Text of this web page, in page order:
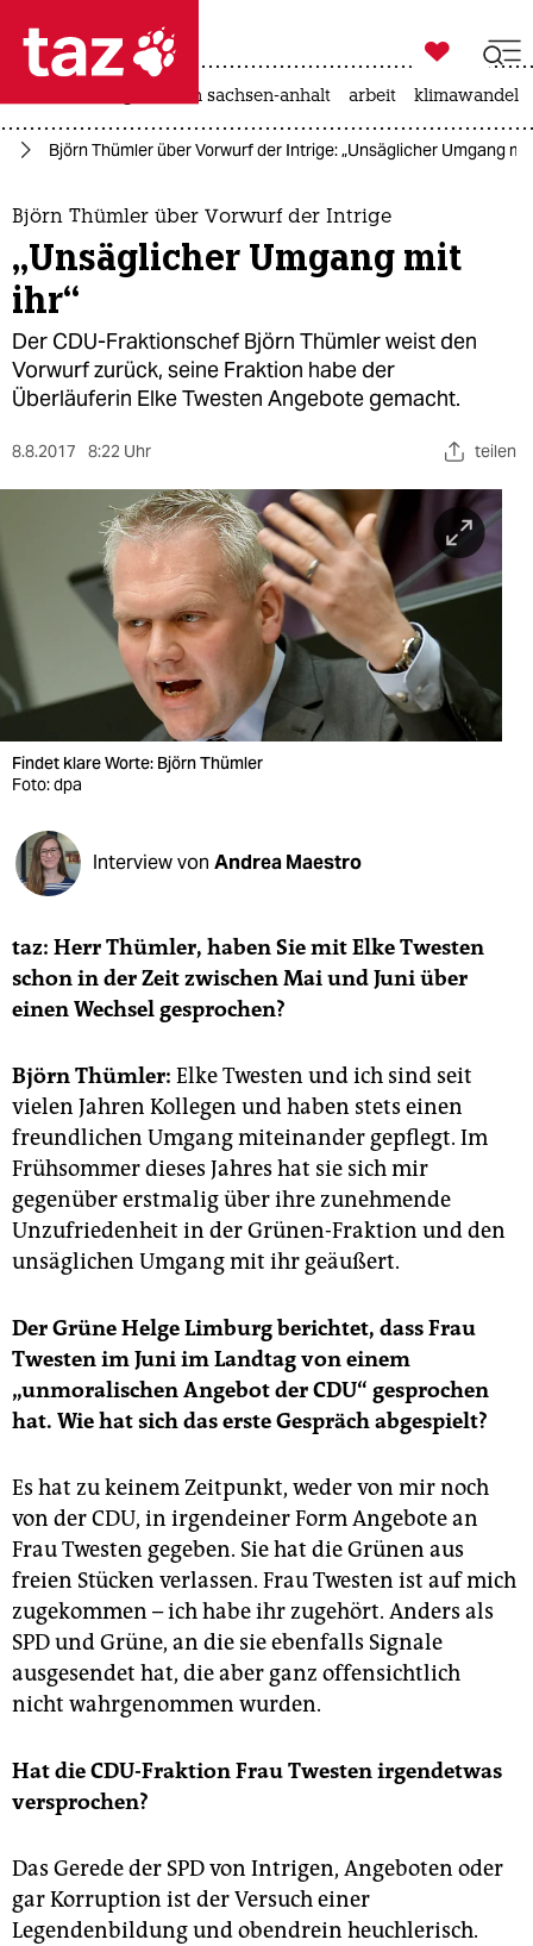
 taz zahl ich
taz zahl ich
themen
politik
öko
gesellschaft
sport
wahrheit
verlag
verlag
veranstaltungen
shop
fragen & hilfe
unterstützen
abo
epaper login

taz zahl ich
landtagswahl in sachsen-anhalt arbeit klimawandel
Björn Thümler über Vorwurf der Intrige: „Unsäglicher Umgang
Björn Thümler über Vorwurf der Intrige
„Unsäglicher Umgang mit
ihr“
Der CDU-Fraktionschef Björn Thümler weist den
Vorwurf zurück, seine Fraktion habe der
Überläuferin Elke Twesten Angebote gemacht.
8.8.2017 8:22 Uhr teilen
Findet klare Worte: Björn Thümler
Foto: dpa
Interview von Andrea Maestro
taz: Herr Thümler, haben Sie mit Elke Twesten
schon in der Zeit zwischen Mai und Juni über
einen Wechsel gesprochen?
Björn Thümler: Elke Twesten und ich sind seit
vielen Jahren Kollegen und haben stets einen
freundlichen Umgang miteinander gepflegt. Im
Frühsommer dieses Jahres hat sie sich mir
gegenüber erstmalig über ihre zunehmende
Unzufriedenheit in der Grünen-Fraktion und den
unsäglichen Umgang mit ihr geäußert.
Der Grüne Helge Limburg berichtet, dass Frau
Twesten im Juni im Landtag von einem
„unmoralischen Angebot der CDU“ gesprochen
hat. Wie hat sich das erste Gespräch abgespielt?
Es hat zu keinem Zeitpunkt, weder von mir noch
von der CDU, in irgendeiner Form Angebote an
Frau Twesten gegeben. Sie hat die Grünen aus
freien Stücken verlassen. Frau Twesten ist auf mich
zugekommen – ich habe ihr zugehört. Anders als
SPD und Grüne, an die sie ebenfalls Signale
ausgesendet hat, die aber ganz offensichtlich
nicht wahrgenommen wurden.
Hat die CDU-Fraktion Frau Twesten irgendetwas
versprochen?
Das Gerede der SPD von Intrigen, Angeboten oder
gar Korruption ist der Versuch einer
Legendenbildung und obendrein heuchlerisch.